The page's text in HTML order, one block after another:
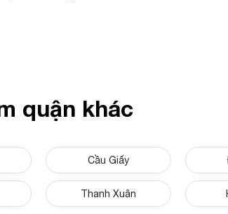
quận khác
Cầu Giấy
Thanh Xuân